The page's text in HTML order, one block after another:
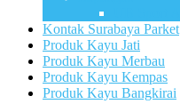
Kontak Surabaya Parket
Produk Kayu Jati
Produk Kayu Merbau
Produk Kayu Kempas
Produk Kayu Bangkirai